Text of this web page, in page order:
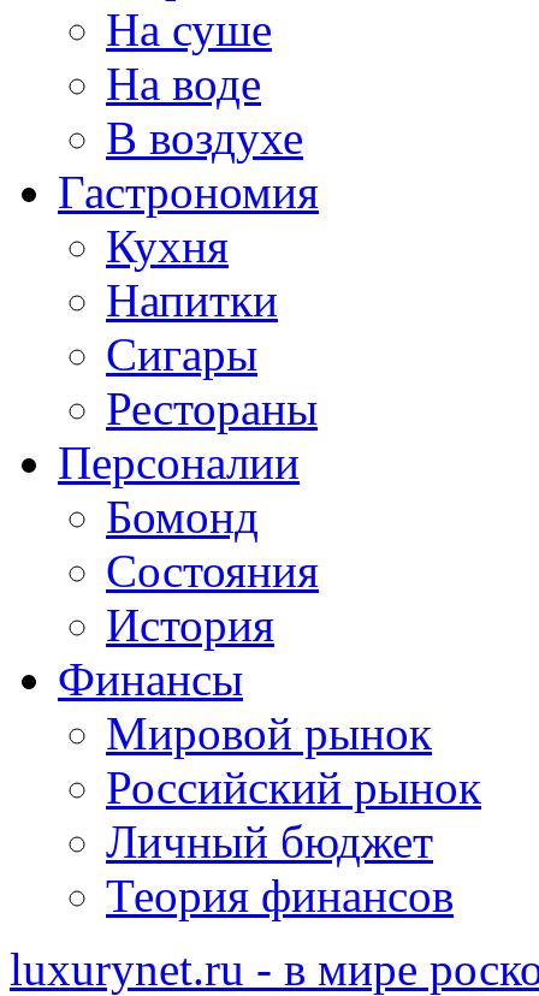
На суше
На воде
В воздухе
Гастрономия
Кухня
Напитки
Сигары
Рестораны
Персоналии
Бомонд
Состояния
История
Финансы
Мировой рынок
Российский рынок
Личный бюджет
Теория финансов
luxurynet.ru - в мире